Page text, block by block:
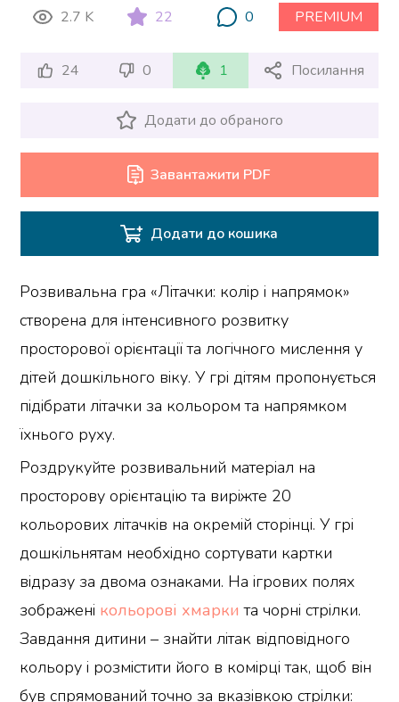
2.7 K 22 0 PREMIUM
24 0 1 Посилання
Додати до обраного
Завантажити PDF
Додати до кошика
Розвивальна гра «Літачки: колір і напрямок»
створена для інтенсивного розвитку
просторової орієнтації та логічного мислення у
дітей дошкільного віку. У грі дітям пропонується
підібрати літачки за кольором та напрямком
їхнього руху.
Роздрукуйте розвивальний матеріал на
просторову орієнтацію та виріжте 20
кольорових літачків на окремій сторінці. У грі
дошкільнятам необхідно сортувати картки
відразу за двома ознаками. На ігрових полях
зображені кольорові хмарки та чорні стрілки.
Завдання дитини – знайти літак відповідного
кольору і розмістити його в комірці так, щоб він
був спрямований точно за вказівкою стрілки: